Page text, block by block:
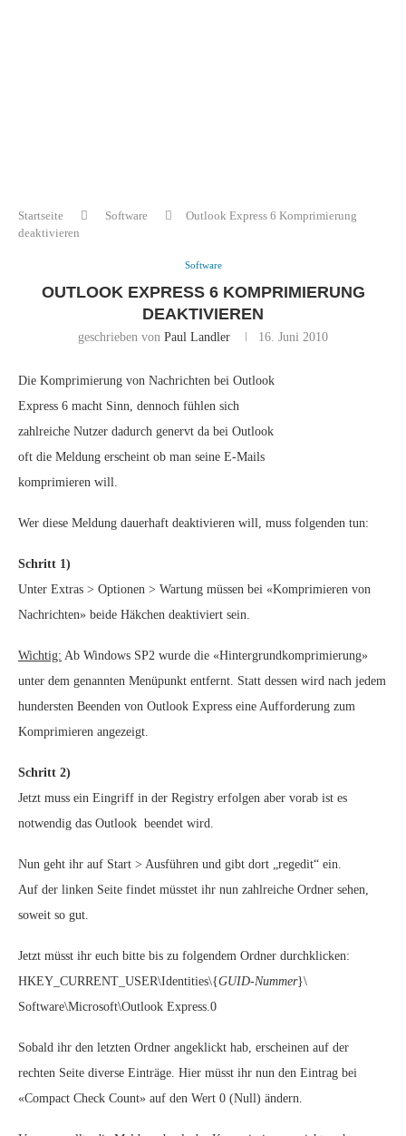
Startseite Software
Outlook Express 6 Komprimierung
deaktivieren
Software
OUTLOOK EXPRESS 6 KOMPRIMIERUNG
DEAKTIVIEREN
geschrieben von Paul Landler 16. Juni 2010
Die Komprimierung von Nachrichten bei Outlook
Express 6 macht Sinn, dennoch fühlen sich
zahlreiche Nutzer dadurch genervt da bei Outlook
oft die Meldung erscheint ob man seine E-Mails
komprimieren will.
Wer diese Meldung dauerhaft deaktivieren will, muss folgenden tun:
Schritt 1)
Unter Extras > Optionen > Wartung müssen bei «Komprimieren von
Nachrichten» beide Häkchen deaktiviert sein.
Wichtig: Ab Windows SP2 wurde die «Hintergrundkomprimierung»
unter dem genannten Menüpunkt entfernt. Statt dessen wird nach jedem
hundersten Beenden von Outlook Express eine Aufforderung zum
Komprimieren angezeigt.
Schritt 2)
Jetzt muss ein Eingriff in der Registry erfolgen aber vorab ist es
notwendig das Outlook beendet wird.
Nun geht ihr auf Start > Ausführen und gibt dort „regedit“ ein.
Auf der linken Seite findet müsstet ihr nun zahlreiche Ordner sehen,
soweit so gut.
Jetzt müsst ihr euch bitte bis zu folgendem Ordner durchklicken:
HKEY_CURRENT_USER\Identities\{GUID-Nummer}\
Software\Microsoft\Outlook Express.0
Sobald ihr den letzten Ordner angeklickt hab, erscheinen auf der
rechten Seite diverse Einträge. Hier müsst ihr nun den Eintrag bei
«Compact Check Count» auf den Wert 0 (Null) ändern.